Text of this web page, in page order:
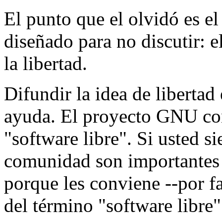
El punto que el olvidó es
diseñado para no discutir:
la libertad.
Difundir la idea de libertad
ayuda. El proyecto GNU
"software libre". Si usted
comunidad son
porque les conviene --por
del término "software